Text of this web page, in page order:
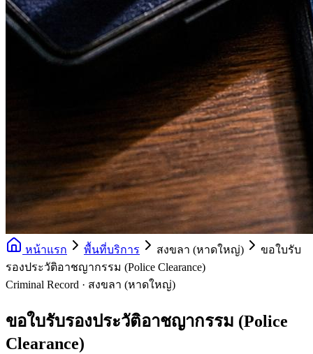
หน้าแรก พื้นที่บริการ สงขลา (หาดใหญ่)
ขอใบรับ
รองประวัติอาชญากรรม (Police Clearance)
Criminal Record · สงขลา (หาดใหญ่)
ขอใบรับรองประวัติอาชญากรรม (Police
Clearance)